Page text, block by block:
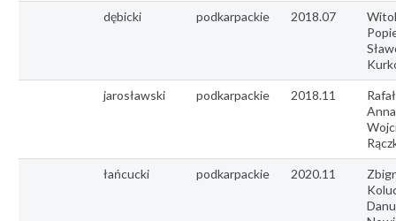
dębicki podkarpackie 2018.07
jarosławski podkarpackie 2018.11
łańcucki podkarpackie 2020.11